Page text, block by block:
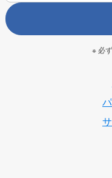
※ 必